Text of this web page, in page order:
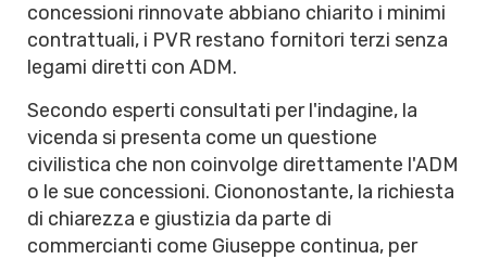
concessioni rinnovate abbiano chiarito i minimi
contrattuali, i PVR restano fornitori terzi senza
legami diretti con ADM.
Secondo esperti consultati per l'indagine, la
vicenda si presenta come un questione
civilistica che non coinvolge direttamente l'ADM
o le sue concessioni. Ciononostante, la richiesta
di chiarezza e giustizia da parte di
commercianti come Giuseppe continua, per